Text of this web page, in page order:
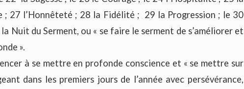
; 27 l’Honnêteté ; 28 la Fidélité ; 29 la Progression ; le 30
Nuit du Serment, ou « se faire le serment de s’améliorer et
».
à se mettre en profonde conscience et « se mettre sur
dans les premiers jours de l’année avec persévérance,